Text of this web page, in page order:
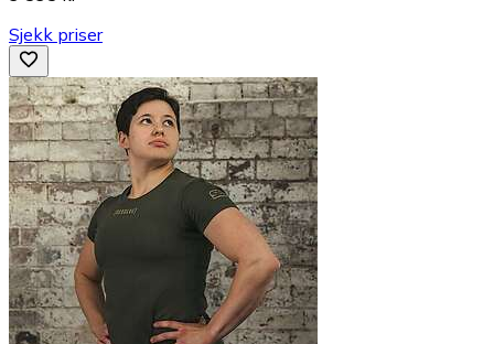
Sjekk priser